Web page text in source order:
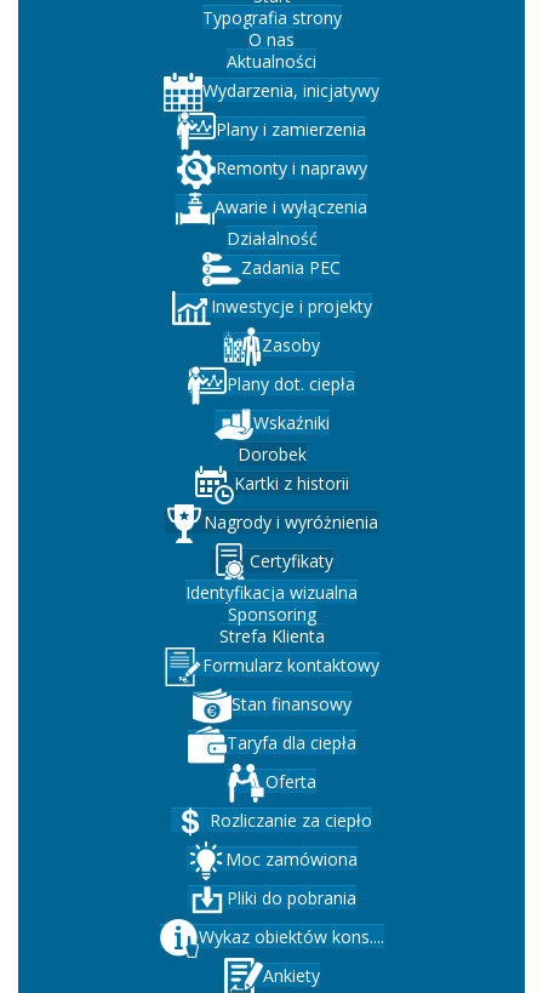
Typografia strony
O nas
Aktualności
Wydarzenia, inicjatywy
Plany i zamierzenia
Remonty i naprawy
Awarie i wyłączenia
Działalność
Zadania PEC
Inwestycje i projekty
Zasoby
Plany dot. ciepła
Wskaźniki
Dorobek
Kartki z historii
Nagrody i wyróżnienia
Certyfikaty
Identyfikacja wizualna
Sponsoring
Strefa Klienta
Formularz kontaktowy
Stan finansowy
Taryfa dla ciepła
Oferta
Rozliczanie za ciepło
Moc zamówiona
Pliki do pobrania
Wykaz obiektów kons....
Ankiety